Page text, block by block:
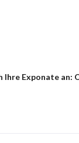
Ihre Exponate